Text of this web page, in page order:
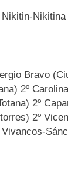
Bravo
2º
2º
2º